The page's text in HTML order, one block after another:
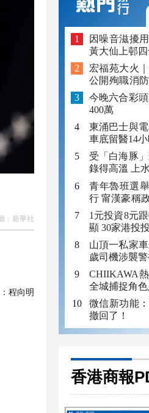
： 新華社
程向明
因噪音滋擾
黃大仙上邨
宏福苑大火
公開殉職消
照片
今晚六合彩
400萬
東涌巴士與
車底留醫14
受「白海豚
錄得高溫 上
青年魯班選
行 甯漢豪稱政府和建造業議會做
好培訓工作
1元投資8元
顯 30家港投
山頂一私家
歲司機涉襲
CHIIKAWA
全城捕捉角
微信新功能
撤回了！
香港商報